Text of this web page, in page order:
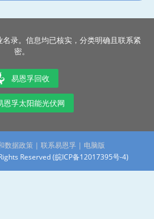
录。信息均已核实，分类明确且联系紧
密。
易恩孚回收
恩孚太阳能光伏网
数据政策| 联系易恩孚 | 电脑版
Reserved (皖ICP备12017395号-4)